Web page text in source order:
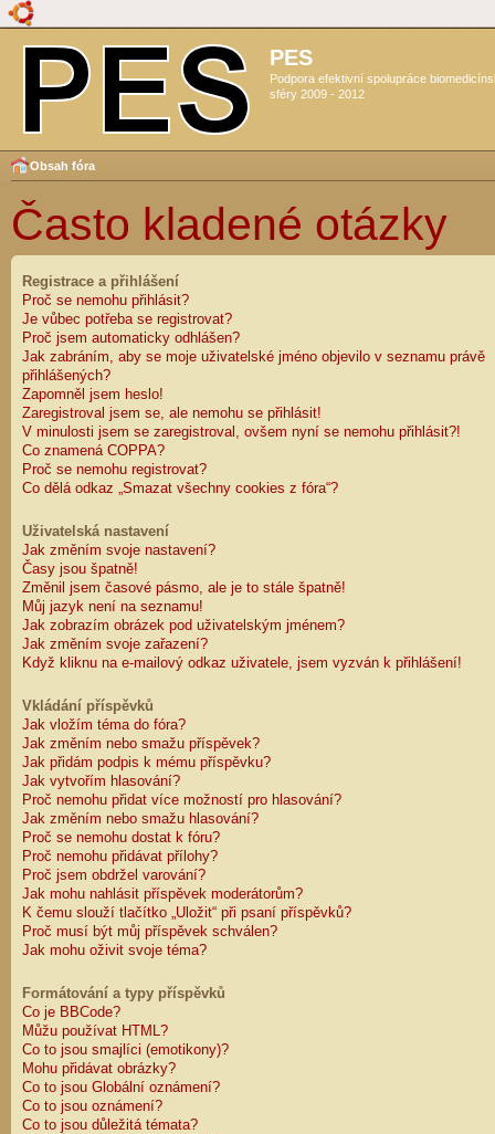
PES
Podpora efektivní spolupráce
sféry 2009 - 2012
Obsah fóra
Často kladené otázky
Registrace a přihlášení
Proč se nemohu přihlásit?
Je vůbec potřeba se registrovat?
Proč jsem automaticky odhlášen?
Jak zabráním, aby se moje uživatelské jméno objevilo v seznamu právě
přihlášených?
Zapomněl jsem heslo!
Zaregistroval jsem se, ale nemohu se přihlásit!
V minulosti jsem se zaregistroval, ovšem nyní se nemohu přihlásit?!
Co znamená COPPA?
Proč se nemohu registrovat?
Co dělá odkaz „Smazat všechny cookies z fóra“?
Uživatelská nastavení
Jak změním svoje nastavení?
Časy jsou špatně!
Změnil jsem časové pásmo, ale je to stále špatně!
Můj jazyk není na seznamu!
Jak zobrazím obrázek pod uživatelským jménem?
Jak změním svoje zařazení?
Když kliknu na e-mailový odkaz uživatele, jsem vyzván k přihlášení!
Vkládání příspěvků
Jak vložím téma do fóra?
Jak změním nebo smažu příspěvek?
Jak přidám podpis k mému příspěvku?
Jak vytvořím hlasování?
Proč nemohu přidat více možností pro hlasování?
Jak změním nebo smažu hlasování?
Proč se nemohu dostat k fóru?
Proč nemohu přidávat přílohy?
Proč jsem obdržel varování?
Jak mohu nahlásit příspěvek moderátorům?
K čemu slouží tlačítko „Uložit“ při psaní příspěvků?
Proč musí být můj příspěvek schválen?
Jak mohu oživit svoje téma?
Formátování a typy příspěvků
Co je BBCode?
Můžu používat HTML?
Co to jsou smajlíci (emotikony)?
Mohu přidávat obrázky?
Co to jsou Globální oznámení?
Co to jsou oznámení?
Co to jsou důležitá témata?